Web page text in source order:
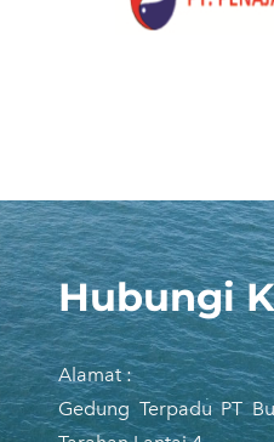
Hubungi
Alamat :
​Gedung Terpadu PT